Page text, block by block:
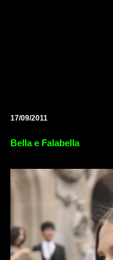
17/09/2011
Bella e Falabella